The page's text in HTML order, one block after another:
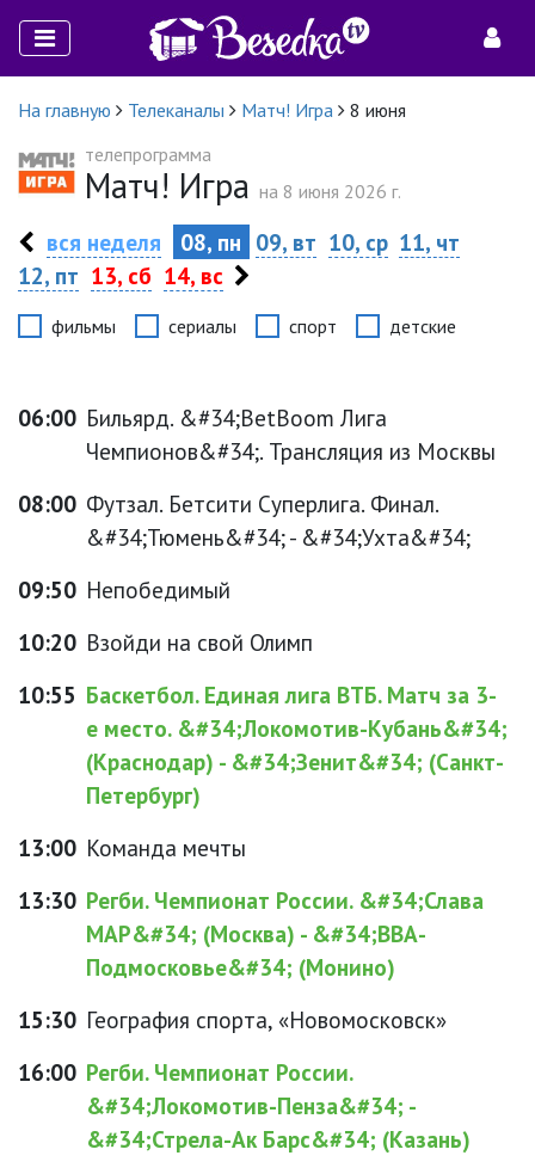
На главную Телеканалы Матч! Игра
8 июня
телепрограмма
Матч! Игра на 8 июня 2026 г.
вся неделя 08, пн 09, вт 10, ср 11, чт
12, пт 13, сб 14, вс
фильмы сериалы спорт детские
06:00 Бильярд. &#34;BetBoom Лига
Чемпионов&#34;. Трансляция из Москвы
08:00 Футзал. Бетсити Суперлига. Финал.
&#34;Тюмень&#34; - &#34;Ухта&#34;
09:50 Непобедимый
10:20 Взойди на свой Олимп
10:55 Баскетбол. Единая лига ВТБ. Матч за 3-
е место. &#34;Локомотив-Кубань&#34;
(Краснодар) - &#34;Зенит&#34; (Санкт-
Петербург)
13:00 Команда мечты
13:30 Регби. Чемпионат России. &#34;Слава
МАР&#34; (Москва) - &#34;ВВА-
Подмосковье&#34; (Монино)
15:30 География спорта, «Новомосковск»
16:00 Регби. Чемпионат России.
&#34;Локомотив-Пенза&#34; -
&#34;Стрела-Ак Барс&#34; (Казань)